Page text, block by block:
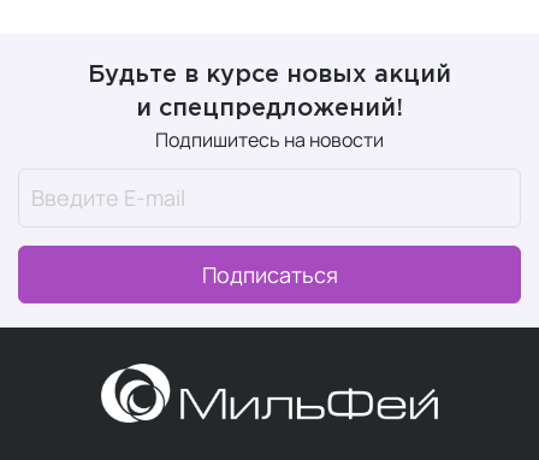
CellooE
Высокое качество и безопасность продукции.
Видимый эффект с первого применения и
уникальный яркий эффект после курса
применения.
Богатые составы натуральных эффективных
Универсальная многофункциональная система
ухода, в которой средства не делятся по типу
кожи и другим критериям, а подходят всем и
Будьте в курсе новых акций
и спецпредложений!
Подпишитесь на новости
Подписаться